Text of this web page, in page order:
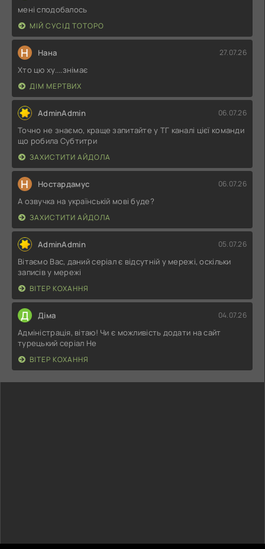
мені сподобалось
МІЙ СУСІД ТОТОРО
Н Нана 27.07.26
Хто цю ху....знімає
ДІМ МЕРТВИХ
AdminAdmin 06.07.26
Точно не знаємо, краще запитайте у ТГ каналі цієї команди
що робила Субтитри
ЗАХИСТИТИ АЙДОЛА
Н Ностардамус 06.07.26
А озвучка на українській мові буде?
ЗАХИСТИТИ АЙДОЛА
AdminAdmin 05.07.26
Вітаємо Вас, даний серіал є відсутній у мережі, оскільки
записів у мережі
ВІТЕР КОХАННЯ
Д Діма 04.07.26
Адміністрація, вітаю! Чи є можливість додати на сайт
турецький серіал Не
ВІТЕР КОХАННЯ